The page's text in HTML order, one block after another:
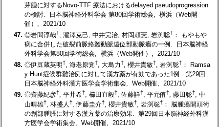
芽腫に対するNovo-TTF 療法におけるdelayed pseudoprogression
の検討. 日本脳神経外科学会 第80回学術総会, 横浜（Web開
催）, 2021/10
47. ◎岩間淳哉†, 瀧澤克己, 中井完治, 村岡頼憲, 岩渕聡† ： もやもや
病に合併した破裂前脈絡叢動脈遠位部動脈瘤の一例. 日本脳神経
外科学会第80回学術総会, 横浜（Web開催）, 2021/10
48. ◎伊豆蔵英明†, 海老原覚†, 大島力†, 櫻井貴敏†, 岩渕聡† ： Ramsa
y Hunt症候群難治例に対して漢方薬が有効であった1例. 第29回
日本脳神経外科漢方医学会学術集会, Web開催, 2021/10
49. ◎齋藤紀彦†, 平井希†, 櫛田直毅†, 佐藤詳†, 平元侑†, 藤田聡†, 中
山晴雄† , 林盛人 † , 伊藤圭介† , 櫻井貴敏† , 岩渕聡† ： 脳腫瘍開頭術
の創部腫脹に対する漢方薬の治療効果. 第29回日本脳神経外科漢
方医学会学術集会, Web開催, 2021/10